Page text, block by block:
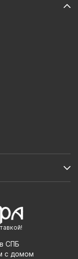
СПБ
с домом